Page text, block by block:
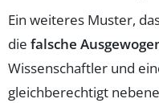
Ein weiteres Muster,
die falsche
Wissenschaftler und
gleichberechtigt